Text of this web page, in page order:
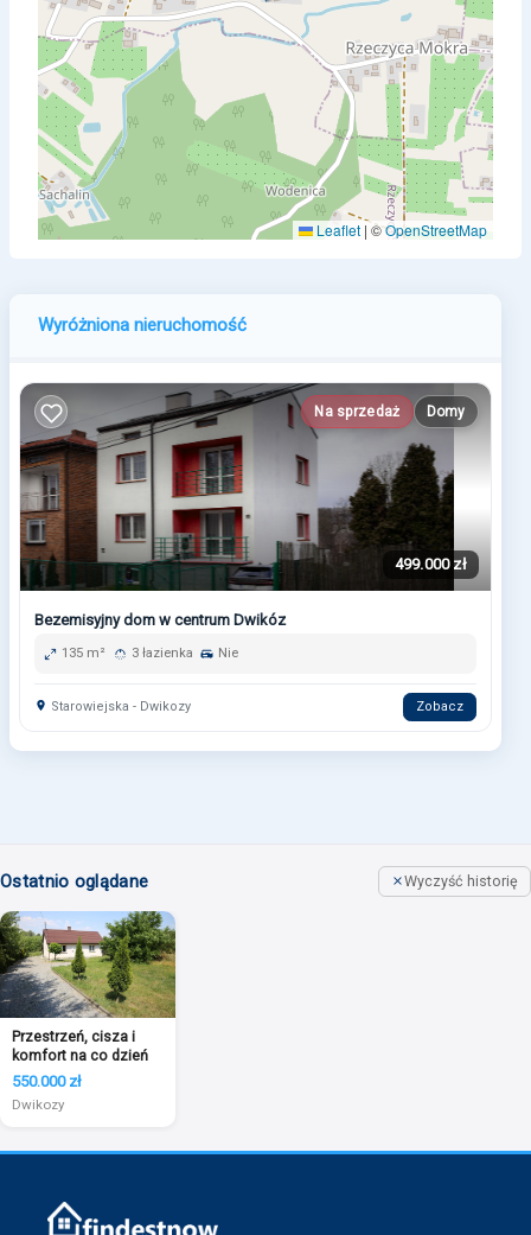
Leaflet |©OpenStreetMap
Wyróżniona nieruchomość
Na sprzedaż Domy
499.000 zł
Bezemisyjny dom w centrum Dwikóz
135 m² 3 łazienka Nie
Starowiejska - Dwikozy Zobacz
Ostatnio oglądane Wyczyść historię
Przestrzeń, cisza i
komfort na co dzień
550.000 zł
Dwikozy